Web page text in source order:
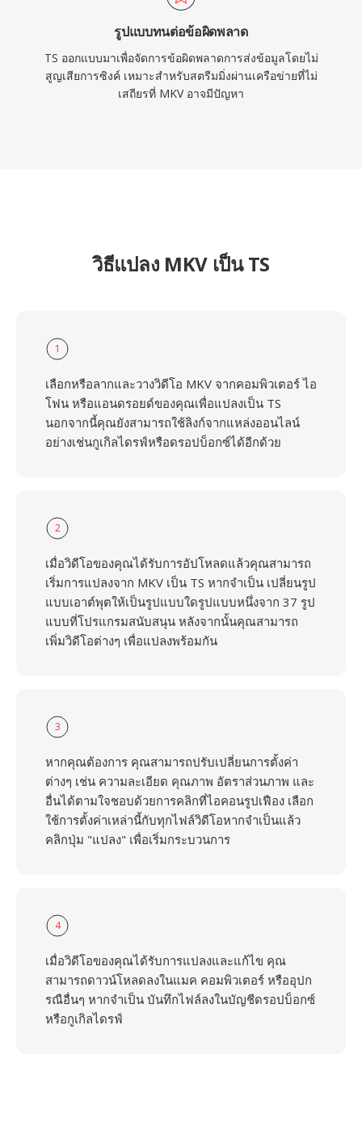
รูปแบบทนต่อข้อผิดพลาด
TS ออกแบบมาเพื่อจัดการข้อผิดพลาดการส่งข้อมูลโดยไม่
สูญเสียการซิงค์ เหมาะสำหรับสตรีมมิ่งผ่านเครือข่ายที่ไม่
เสถียรที่ MKV อาจมีปัญหา
วิธีแปลง MKV เป็น TS
1
เลือกหรือลากและวางวิดีโอ MKV จากคอมพิวเตอร์ ไอ
โฟน หรือแอนดรอยด์ของคุณเพื่อแปลงเป็น TS
นอกจากนี้คุณยังสามารถใช้ลิงก์จากแหล่งออนไลน์
อย่างเช่นกูเกิลไดรฟ์หรือดรอปบ็อกซ์ได้อีกด้วย
2
เมื่อวิดีโอของคุณได้รับการอัปโหลดแล้วคุณสามารถ
เริ่มการแปลงจาก MKV เป็น TS หากจำเป็น เปลี่ยนรูป
แบบเอาต์พุตให้เป็นรูปแบบใดรูปแบบหนึ่งจาก 37 รูป
แบบที่โปรแกรมสนับสนุน หลังจากนั้นคุณสามารถ
เพิ่มวิดีโอต่างๆ เพื่อแปลงพร้อมกัน
3
หากคุณต้องการ คุณสามารถปรับเปลี่ยนการตั้งค่า
ต่างๆ เช่น ความละเอียด คุณภาพ อัตราส่วนภาพ และ
อื่นได้ตามใจชอบด้วยการคลิกที่ไอคอนรูปเฟือง เลือก
ใช้การตั้งค่าเหล่านี้กับทุกไฟล์วิดีโอหากจำเป็นแล้ว
คลิกปุ่ม "แปลง" เพื่อเริ่มกระบวนการ
4
เมื่อวิดีโอของคุณได้รับการแปลงและแก้ไข คุณ
สามารถดาวน์โหลดลงในแมค คอมพิวเตอร์ หรืออุปก
รณือื่นๆ หากจำเป็น บันทึกไฟล์ลงในบัญชีดรอปบ็อกซ์
หรือกูเกิลไดรฟ์